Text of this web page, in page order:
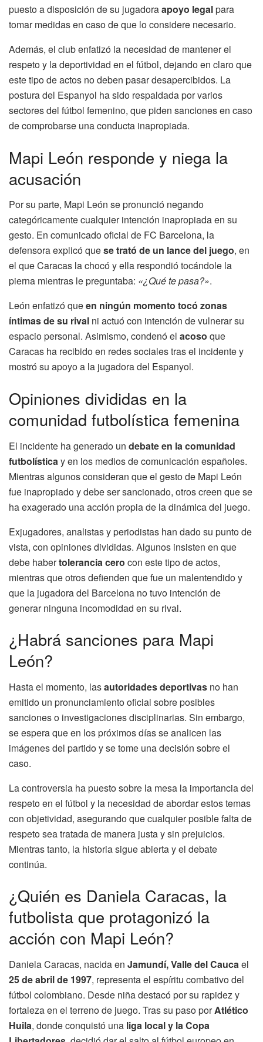
puesto a disposición de su jugadoraapoyo legalpara
tomar medidas en caso de que lo considere necesario.
Además, el club enfatizó la necesidad de mantener el
respeto y la deportividad en el fútbol, dejando en claro que
este tipo de actos no deben pasar desapercibidos. La
postura del Espanyol ha sido respaldada por varios
sectores del fútbol femenino, que piden sanciones en caso
de comprobarse una conducta inapropiada.
Mapi León responde y niega la
acusación
Por su parte, Mapi León se pronunció negando
categóricamente cualquier intención inapropiada en su
gesto. En comunicado oficial de FC Barcelona, la
defensora explicó quese trató de un lance del juego, en
el que Caracas la chocó y ella respondió tocándole la
pierna mientras le preguntaba: «¿Qué te pasa?».
León enfatizó queen ningún momento tocó zonas
íntimas de su rival ni actuó con intención de vulnerar su
espacio personal. Asimismo, condenó el acoso que
Caracas ha recibido en redes sociales tras el incidente y
mostró su apoyo a la jugadora del Espanyol.
Opiniones divididas en la
comunidad futbolística femenina
El incidente ha generado un debate en la comunidad
futbolística y en los medios de comunicación españoles.
Mientras algunos consideran que el gesto de Mapi León
fue inapropiado y debe ser sancionado, otros creen que se
ha exagerado una acción propia de la dinámica del juego.
Exjugadores, analistas y periodistas han dado su punto de
vista, con opiniones divididas. Algunos insisten en que
debe habertolerancia cero con este tipo de actos,
mientras que otros defienden que fue un malentendido y
que la jugadora del Barcelona no tuvo intención de
generar ninguna incomodidad en su rival.
¿Habrá sanciones para Mapi
León?
Hasta el momento, lasautoridades deportivas no han
emitido un pronunciamiento oficial sobre posibles
sanciones o investigaciones disciplinarias. Sin embargo,
se espera que en los próximos días se analicen las
imágenes del partido y se tome una decisión sobre el
caso.
La controversia ha puesto sobre la mesa la importancia del
respeto en el fútbol y la necesidad de abordar estos temas
con objetividad, asegurando que cualquier posible falta de
respeto sea tratada de manera justa y sin prejuicios.
Mientras tanto, la historia sigue abierta y el debate
continúa.
¿Quién es Daniela Caracas, la
futbolista que protagonizó la
acción con Mapi León?
Daniela Caracas, nacida en Jamundí, Valle del Caucael
25 de abril de 1997, representa el espíritu combativo del
fútbol colombiano. Desde niña destacó por su rapidez y
fortaleza en el terreno de juego. Tras su paso porAtlético
Huila, donde conquistó una liga local y la Copa